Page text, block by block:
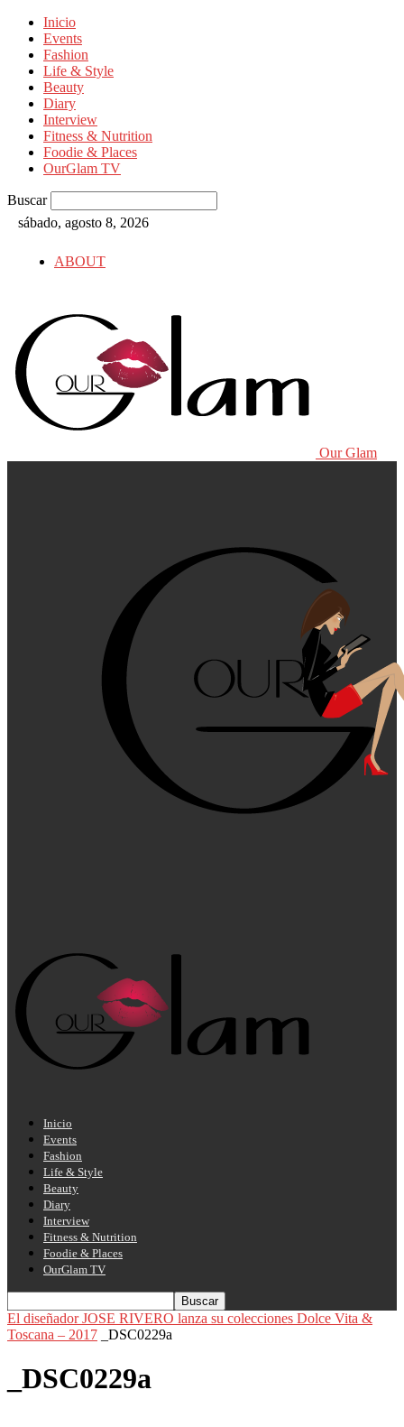
Inicio
Events
Fashion
Life & Style
Beauty
Diary
Interview
Fitness & Nutrition
Foodie & Places
OurGlam TV
Buscar
sábado, agosto 8, 2026
ABOUT
Our Glam
Inicio
Events
Fashion
Life & Style
Beauty
Diary
Interview
Fitness & Nutrition
Foodie & Places
OurGlam TV
El diseñador JOSE RIVERO lanza su colecciones Dolce Vita &
Toscana – 2017
_DSC0229a
_DSC0229a